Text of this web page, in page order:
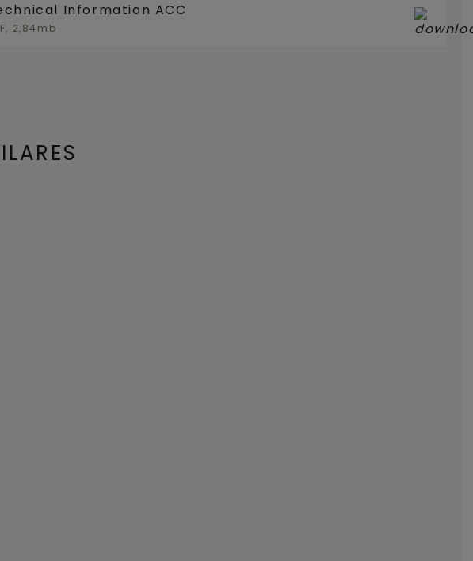
Information ACC
2,84mb